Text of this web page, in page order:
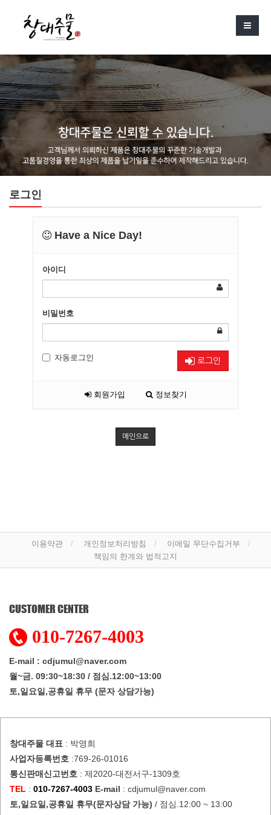
로그인
Have a Nice Day!
아이디
비밀번호
자동로그인 로그인
회원가입 정보찾기
메인으로
이용약관 개인정보처리방침
이메일 무단수집거부
책임의 한계와 법적고지
CUSTOMER CENTER
010-7267-4003
E-mail : cdjumul@naver.com
월~금. 09:30~18:30 / 점심.12:00~13:00
토,일요일,공휴일 휴무 (문자 상담가능)
창대주물 대표 : 박영희
사업자등록번호 :769-26-01016
통신판매신고번호 : 제2020-대전서구-1309호
TEL : 010-7267-4003 E-mail : cdjumul@naver.com
토,일요일,공휴일 휴무(문자상담 가능) / 점심.12:00 ~ 13:00